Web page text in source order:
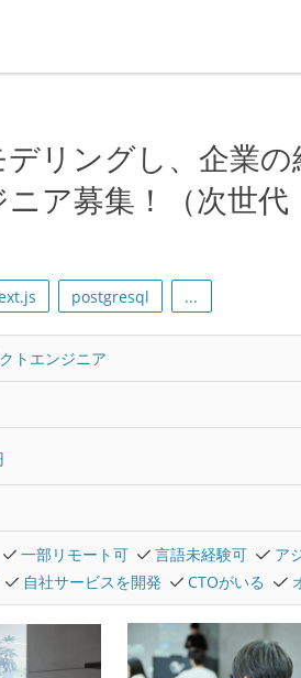
リングし、企業
ア募集！（次世代
postgresql ...
トエンジニア
一部リモート可 言語未経験可
ア
自社サービスを開発 CTOがいる